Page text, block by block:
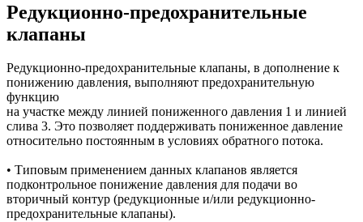
Редукционно-предохранительные
клапаны
Редукционно-предохранительные клапаны, в дополнение к
понижению давления, выполняют предохранительную
функцию
на участке между линией пониженного давления 1 и линией
слива 3. Это позволяет поддерживать пониженное давление
относительно постоянным в условиях обратного потока.
• Типовым применением данных клапанов является
подконтрольное понижение давления для подачи во
вторичный контур (редукционные и/или редукционно-
предохранительные клапаны).